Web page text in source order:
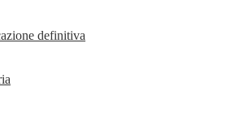
definitiva